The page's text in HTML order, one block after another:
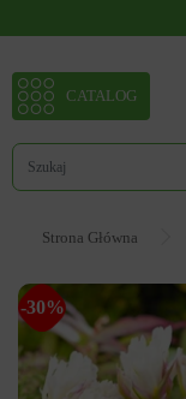
CATALOG
Strona Główna
-30%